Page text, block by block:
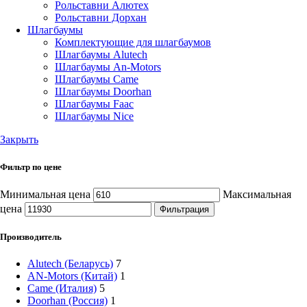
Рольставни Алютех
Рольставни Дорхан
Шлагбаумы
Комплектующие для шлагбаумов
Шлагбаумы Alutech
Шлагбаумы An-Motors
Шлагбаумы Came
Шлагбаумы Doorhan
Шлагбаумы Faac
Шлагбаумы Nice
Закрыть
Фильтр по цене
Минимальная цена
Максимальная
цена
Фильтрация
Производитель
Alutech (Беларусь) 7
AN-Motors (Китай) 1
Came (Италия) 5
Doorhan (Россия) 1